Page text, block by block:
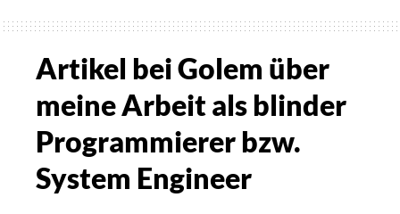
Artikel bei Golem über
meine Arbeit als blinder
Programmierer bzw.
System Engineer